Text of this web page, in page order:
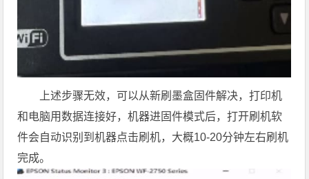
上述步骤无效，可以从新刷墨盒固件解决，打印机
和电脑用数据连接好，机器进固件模式后，打开刷机软
件会自动识别到机器点击刷机，大概10-20分钟左右刷机
完成。